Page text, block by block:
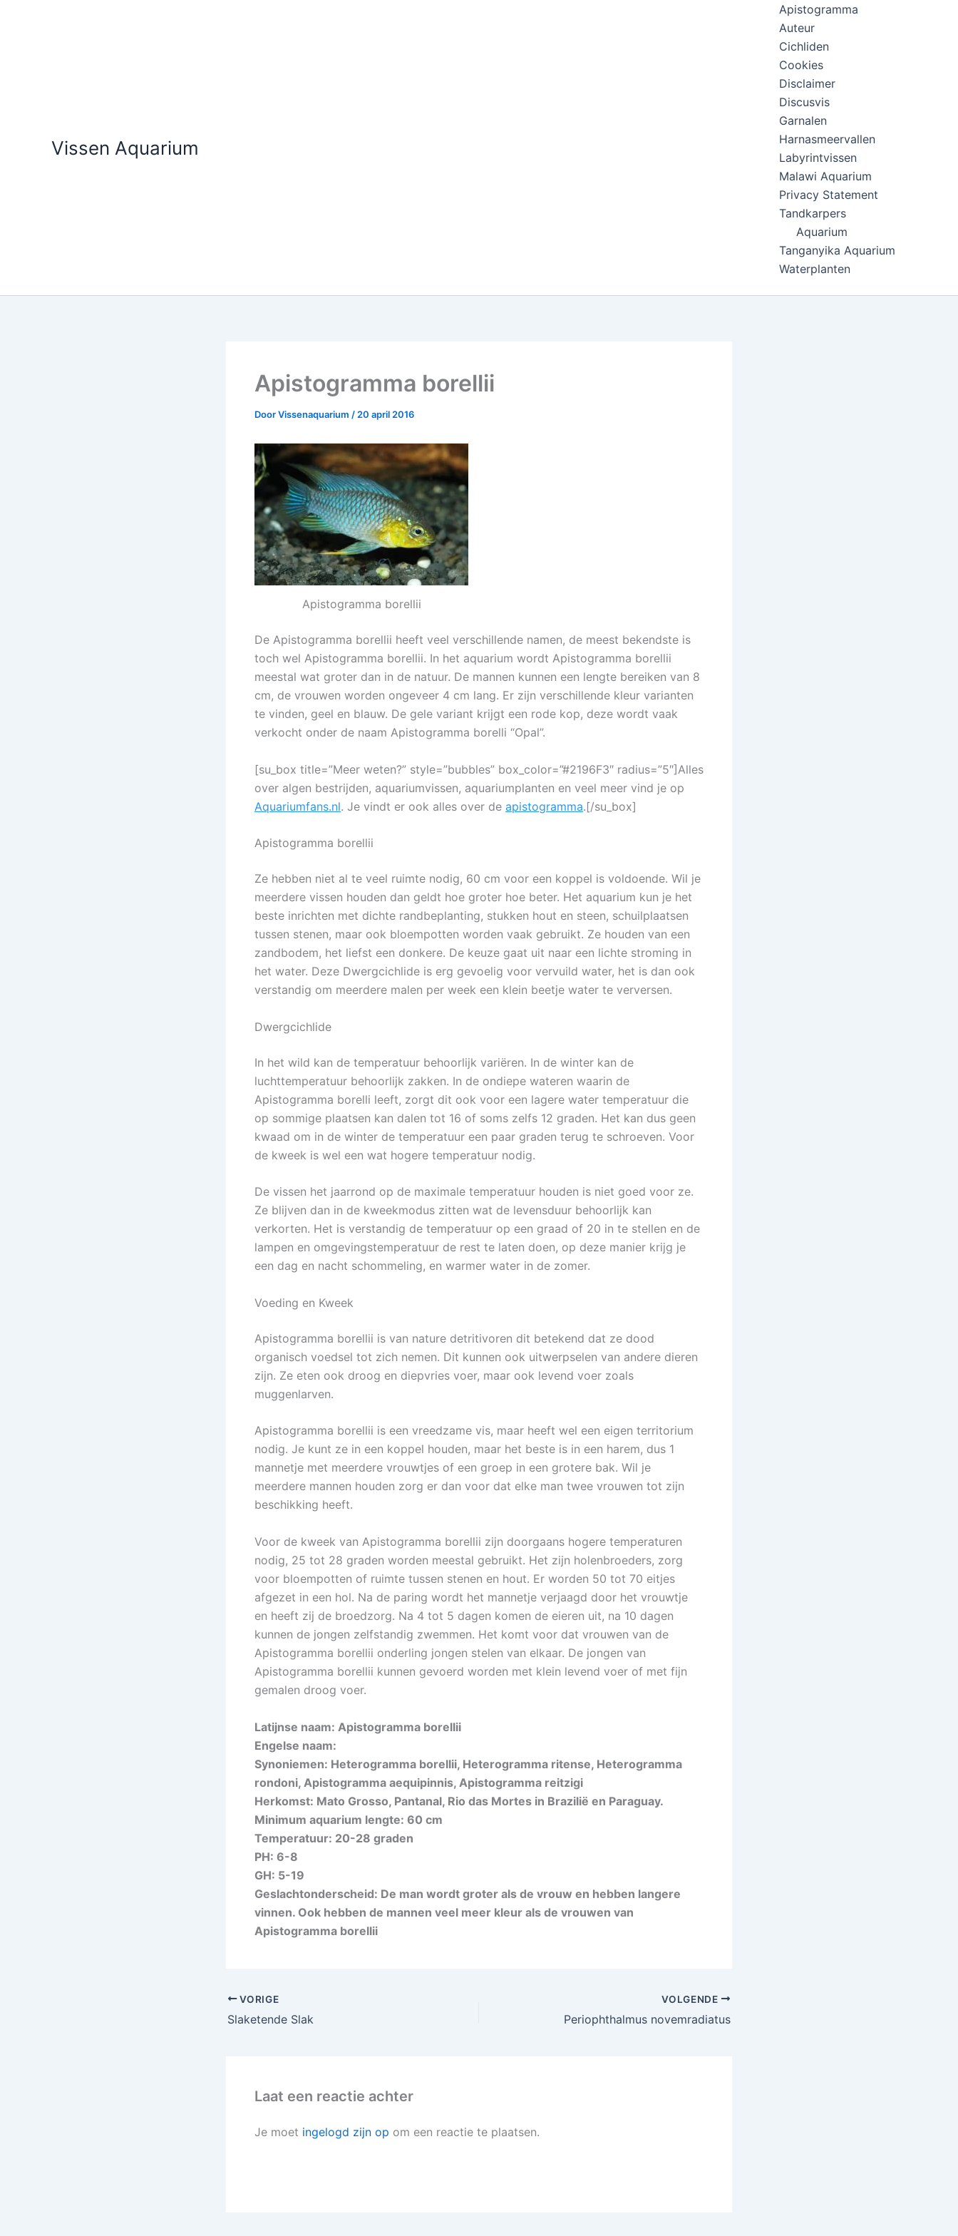
Vissen Aquarium
Apistogramma
Auteur
Cichliden
Cookies
Disclaimer
Discusvis
Garnalen
Harnasmeervallen
Labyrintvissen
Malawi Aquarium
Privacy Statement
Tandkarpers
Aquarium
Tanganyika Aquarium
Waterplanten
Apistogramma borellii
DoorVissenaquarium / 20 april 2016
Apistogramma borellii
De Apistogramma borellii heeft veel verschillende namen, de meest bekendste is
toch wel Apistogramma borellii. In het aquarium wordt Apistogramma borellii
meestal wat groter dan in de natuur. De mannen kunnen een lengte bereiken van 8
cm, de vrouwen worden ongeveer 4 cm lang. Er zijn verschillende kleur varianten
te vinden, geel en blauw. De gele variant krijgt een rode kop, deze wordt vaak
verkocht onder de naam Apistogramma borelli “Opal”.
[su_box title=”Meer weten?” style=”bubbles” box_color=”#2196F3″ radius=”5″]Alles
over algen bestrijden, aquariumvissen, aquariumplanten en veel meer vind je op
Aquariumfans.nl. Je vindt er ook alles over de apistogramma.[/su_box]
Apistogramma borellii
Ze hebben niet al te veel ruimte nodig, 60 cm voor een koppel is voldoende. Wil je
meerdere vissen houden dan geldt hoe groter hoe beter. Het aquarium kun je het
beste inrichten met dichte randbeplanting, stukken hout en steen, schuilplaatsen
tussen stenen, maar ook bloempotten worden vaak gebruikt. Ze houden van een
zandbodem, het liefst een donkere. De keuze gaat uit naar een lichte stroming in
het water. Deze Dwergcichlide is erg gevoelig voor vervuild water, het is dan ook
verstandig om meerdere malen per week een klein beetje water te verversen.
Dwergcichlide
In het wild kan de temperatuur behoorlijk variëren. In de winter kan de
luchttemperatuur behoorlijk zakken. In de ondiepe wateren waarin de
Apistogramma borelli leeft, zorgt dit ook voor een lagere water temperatuur die
op sommige plaatsen kan dalen tot 16 of soms zelfs 12 graden. Het kan dus geen
kwaad om in de winter de temperatuur een paar graden terug te schroeven. Voor
de kweek is wel een wat hogere temperatuur nodig.
De vissen het jaarrond op de maximale temperatuur houden is niet goed voor ze.
Ze blijven dan in de kweekmodus zitten wat de levensduur behoorlijk kan
verkorten. Het is verstandig de temperatuur op een graad of 20 in te stellen en de
lampen en omgevingstemperatuur de rest te laten doen, op deze manier krijg je
een dag en nacht schommeling, en warmer water in de zomer.
Voeding en Kweek
Apistogramma borellii is van nature detritivoren dit betekend dat ze dood
organisch voedsel tot zich nemen. Dit kunnen ook uitwerpselen van andere dieren
zijn. Ze eten ook droog en diepvries voer, maar ook levend voer zoals
muggenlarven.
Apistogramma borellii is een vreedzame vis, maar heeft wel een eigen territorium
nodig. Je kunt ze in een koppel houden, maar het beste is in een harem, dus 1
mannetje met meerdere vrouwtjes of een groep in een grotere bak. Wil je
meerdere mannen houden zorg er dan voor dat elke man twee vrouwen tot zijn
beschikking heeft.
Voor de kweek van Apistogramma borellii zijn doorgaans hogere temperaturen
nodig, 25 tot 28 graden worden meestal gebruikt. Het zijn holenbroeders, zorg
voor bloempotten of ruimte tussen stenen en hout. Er worden 50 tot 70 eitjes
afgezet in een hol. Na de paring wordt het mannetje verjaagd door het vrouwtje
en heeft zij de broedzorg. Na 4 tot 5 dagen komen de eieren uit, na 10 dagen
kunnen de jongen zelfstandig zwemmen. Het komt voor dat vrouwen van de
Apistogramma borellii onderling jongen stelen van elkaar. De jongen van
Apistogramma borellii kunnen gevoerd worden met klein levend voer of met fijn
gemalen droog voer.
Latijnse naam: Apistogramma borellii
Engelse naam:
Synoniemen: Heterogramma borellii, Heterogramma ritense, Heterogramma
rondoni, Apistogramma aequipinnis, Apistogramma reitzigi
Herkomst: Mato Grosso, Pantanal, Rio das Mortes in Brazilië en Paraguay.
Minimum aquarium lengte: 60 cm
Temperatuur: 20-28 graden
PH: 6-8
GH: 5-19
Geslachtonderscheid: De man wordt groter als de vrouw en hebben langere
vinnen. Ook hebben de mannen veel meer kleur als de vrouwen van
Apistogramma borellii
VORIGE
Slaketende Slak
VOLGENDE
Periophthalmus novemradiatus
Laat een reactie achter
Je moet ingelogd zijn op om een reactie te plaatsen.